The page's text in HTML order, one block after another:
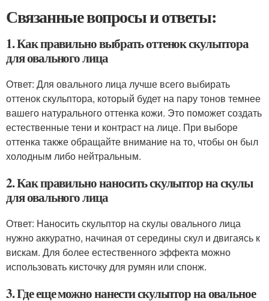
Связанные вопросы и ответы:
1. Как правильно выбрать оттенок скульптора
для овального лица
Ответ: Для овального лица лучше всего выбирать
оттенок скульптора, который будет на пару тонов темнее
вашего натурального оттенка кожи. Это поможет создать
естественные тени и контраст на лице. При выборе
оттенка также обращайте внимание на то, чтобы он был
холодным либо нейтральным.
2. Как правильно наносить скульптор на скулы
для овального лица
Ответ: Наносить скульптор на скулы овального лица
нужно аккуратно, начиная от середины скул и двигаясь к
вискам. Для более естественного эффекта можно
использовать кисточку для румян или спонж.
3. Где еще можно нанести скульптор на овальное